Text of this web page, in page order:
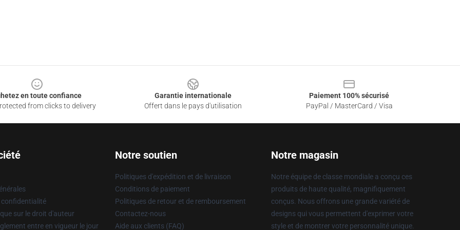
en toute confiance
from clicks to delivery
Garantie internationale
Offert dans le pays d'utilisation
Paiement 100% sécurisé
PayPal / MasterCard / Visa
confidentialité
sur le droit d'auteur
entre en vigueur le jour
Notre soutien
Politiques d'expédition et de livraison
Conditions de paiement
Politiques de retour et de remboursement
Contactez-nous
Aide aux clients (FAQ)
Notre magasin
Notre équipe de classe mondiale a conçu ces
produits de haute qualité, magnifiquement
conçus. Nous offrons une grande variété de
designs qui vous permettent d'exprimer votre
style et de montrer votre personnalité unique.